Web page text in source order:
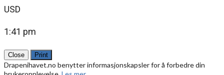
USD
1:41 pm
Close Print
Drapenihavet.no benytter informasjonskapsler for å forbedre din